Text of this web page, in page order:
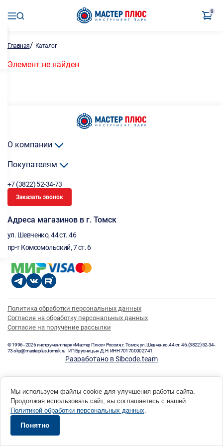
0
Главная/ Каталог
Элемент не найден
О компании
Покупателям
+7 (3822) 52-34-73
Заказать звонок
Адреса магазинов в г. Томск
ул. Шевченко, 44 ст. 46
пр-т Комсомольский, 7 ст. 6
Политика обработки персональных данных
Согласие на обработку персональных данных
Согласие на получение рассылки
© 1996 - 2026 инструмент парк «Мастер Плюс» Россия, г. Томск, ул. Шевченко, 44 ст. 46, (3822) 52-34-
73 okp@masterplus.tomsk.ru ИП Брусницын Д.Н. ИНН 701700002741
Разработано в Sibcode.team
Мы используем файлы cookie для улучшения работы сайта.
Продолжая использовать сайт, вы соглашаетесь с нашей
Политикой обработки персональных данных.
Понятно